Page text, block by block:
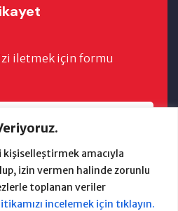
amacıyla
izin vermen halinde zorunlu
toplanan veriler
incelemek için tıklayın.
iletmek için formu